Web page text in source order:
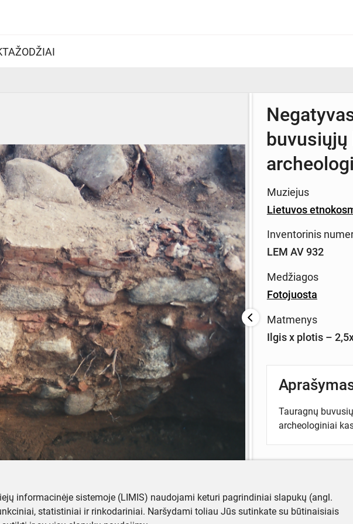
buvusiųjų
Muziejus
Lietuvos
Inventorinis
LEM AV 932
Medžiagos
Fotojuosta
Matmenys
Ilgis x plotis –
Tauragnų
archeologiniai
Turite daugiau
Parašykite mums!
informacinėje sistemoje (LIMIS) naudojami keturi pagrindiniai slapukų (angl.
statistiniai ir rinkodariniai. Naršydami toliau Jūs sutinkate su būtinaisiais